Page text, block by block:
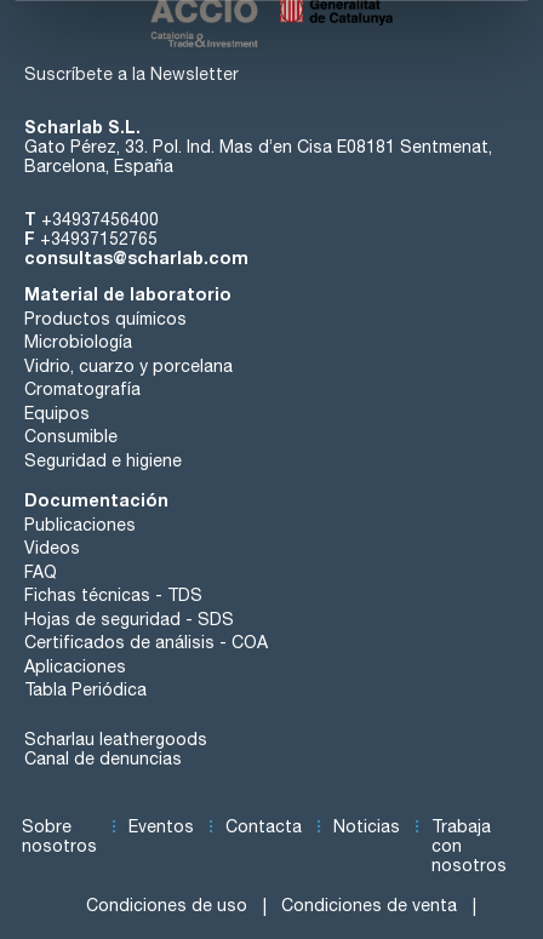
Suscríbete a la Newsletter
Scharlab S.L.
Gato Pérez, 33. Pol. Ind. Mas d’en Cisa E08181 Sentmenat,
Barcelona, España
T +34937456400
F +34937152765
consultas@scharlab.com
Material de laboratorio
Productos químicos
Microbiología
Vidrio, cuarzo y porcelana
Cromatografía
Equipos
Consumible
Seguridad e higiene
Documentación
Publicaciones
Videos
FAQ
Fichas técnicas - TDS
Hojas de seguridad - SDS
Certificados de análisis - COA
Aplicaciones
Tabla Periódica
Scharlau leathergoods
Canal de denuncias
Sobre
nosotros
Eventos Contacta Noticias
Trabaja
con
nosotros
Condiciones de uso Condiciones de venta